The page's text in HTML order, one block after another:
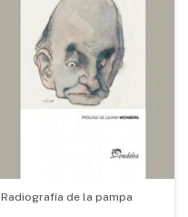
Radiografía de la pampa